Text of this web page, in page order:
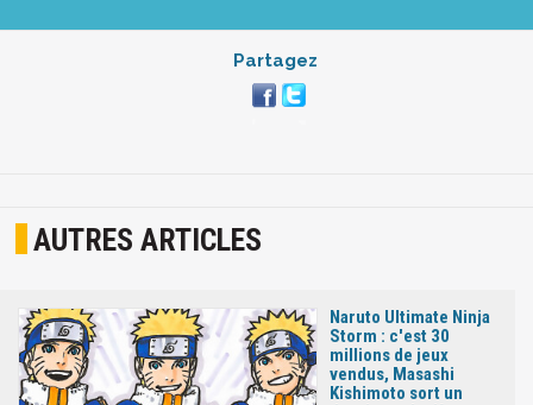
Partagez
AUTRES ARTICLES
Naruto Ultimate Ninja
Storm : c'est 30
millions de jeux
vendus, Masashi
Kishimoto sort un